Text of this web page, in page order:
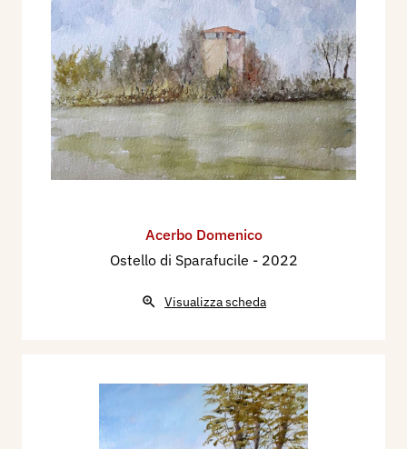
Acerbo Domenico
Ostello di Sparafucile - 2022
Visualizza scheda